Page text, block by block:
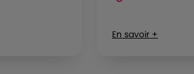
En savoir +